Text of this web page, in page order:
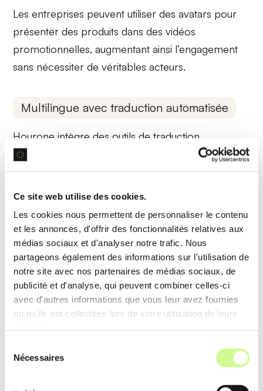
Ce site web utilise des cookies.
Les cookies nous permettent de personnaliser le contenu
et les annonces, d'offrir des fonctionnalités relatives aux
médias sociaux et d'analyser notre trafic. Nous
partageons également des informations sur l'utilisation de
notre site avec nos partenaires de médias sociaux, de
publicité et d'analyse, qui peuvent combiner celles-ci
avec d'autres informations que vous leur avez fournies
ou qu'ils ont collectées lors de votre utilisation de leurs
Nécessaires
Les entreprises peuvent utiliser des avatars pour
présenter des produits dans des vidéos
promotionnelles, augmentant ainsi l’engagement
sans nécessiter de véritables acteurs.
Multilingue avec traduction automatisée
Hourone intègre des outils detraduction
automatique
qui permettent la création de vidéos
dans plusieurs langues, augmentant l’accessibilité
Exemple d’utilisation
Une vidéo de formation créée en anglais peut être
automatiquement traduite en français, espagnol, et
allemand, élargissant ainsi l’audience internationale
sans coûts supplémentaires.
Outils de personnalisation visuelle et
audio
Cette fonctionnalité permet d’ajuster précisément